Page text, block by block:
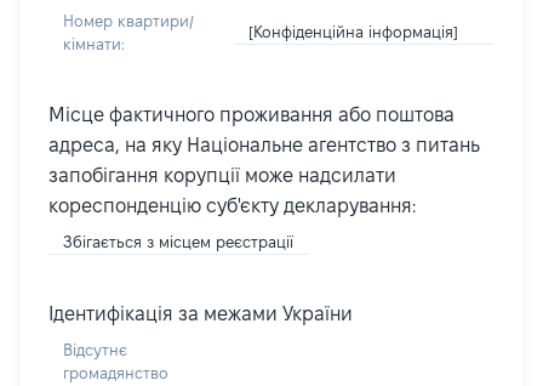
Номер квартири/
кімнати:
[Конфіденційна інформація]
Місце фактичного проживання або поштова
адреса, на яку Національне агентство з питань
запобігання корупції може надсилати
кореспонденцію суб'єкту декларування:
Збігається з місцем реєстрації
Ідентифікація за межами України
Відсутнє
громадянство